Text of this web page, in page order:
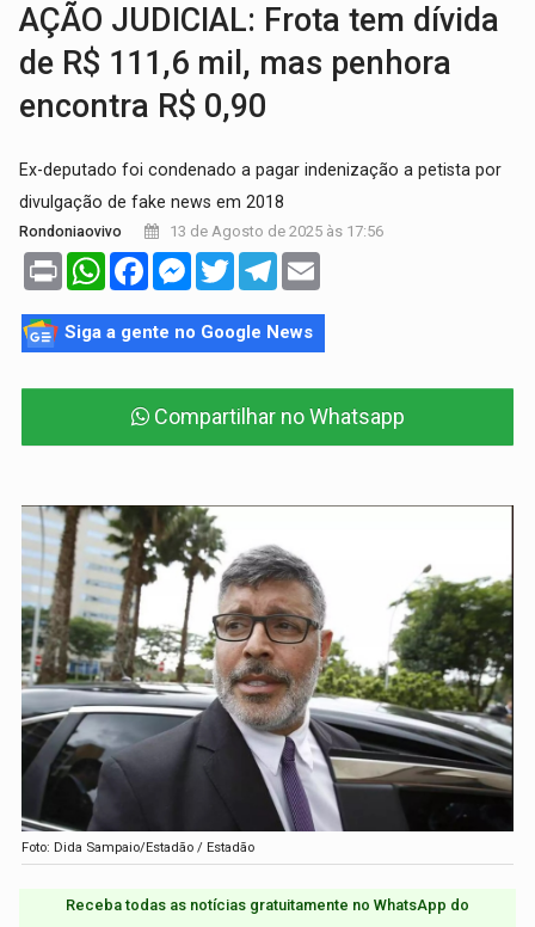
AÇÃO JUDICIAL: Frota tem dívida
de R$ 111,6 mil, mas penhora
encontra R$ 0,90
Ex-deputado foi condenado a pagar indenização a petista por
divulgação de fake news em 2018
Rondoniaovivo 13 de Agosto de 2025 às 17:56
Print WhatsAppFacebookMessenger
TwitterTelegram
Siga a gente no Google News
Compartilhar no Whatsapp
Foto: Dida Sampaio/Estadão / Estadão
Receba todas as notícias gratuitamente no WhatsApp do